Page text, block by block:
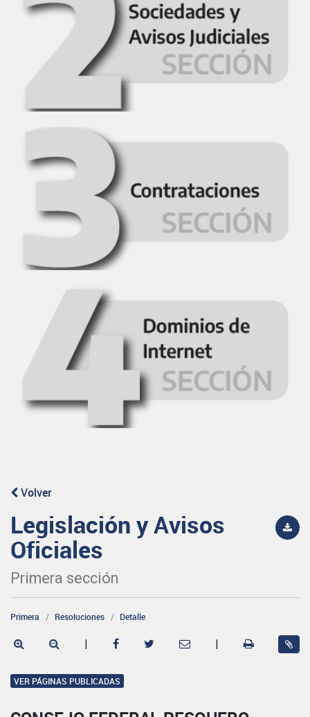
Volver
Legislación y Avisos
Oficiales
Primera sección
Primera Resoluciones Detalle
| |
VER PÁGINAS PUBLICADAS